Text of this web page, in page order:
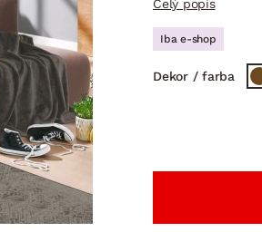
DOMÁCE SPOTREBIČECelý popis
Iba e-shop
Dekor / farba